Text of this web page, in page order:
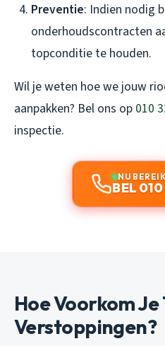
Preventie: Indien nodig
onderhoudscontracten
topconditie te houden.
Wil je weten hoe we jouw
aanpakken? Bel ons op 010
inspectie.
NU
BEL
Hoe Voorkom
Verstoppingen?